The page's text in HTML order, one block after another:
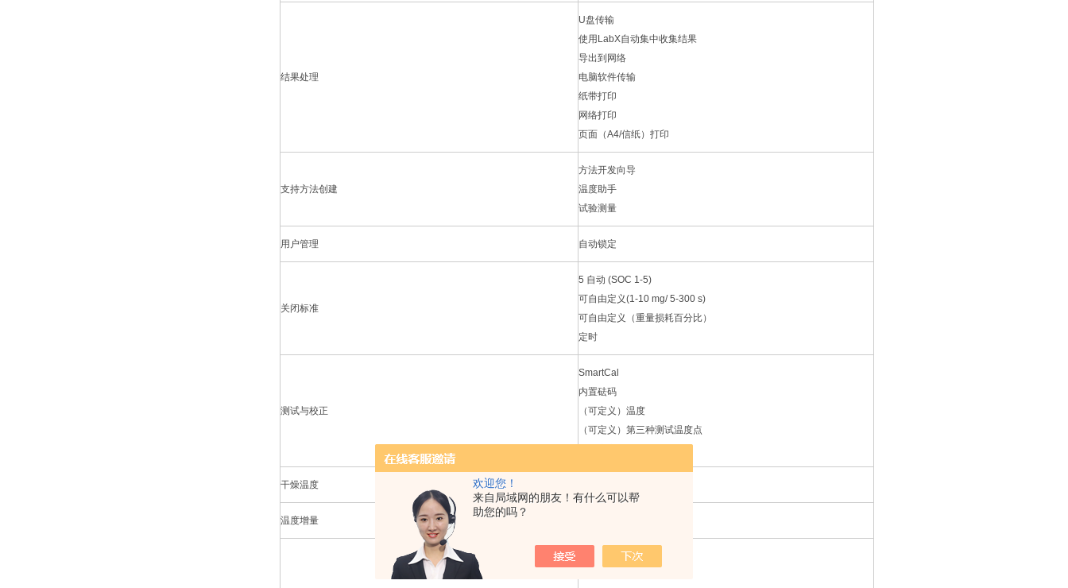
欢迎您！
来自局域网的朋友！有什么可以帮
助您的吗？
结果处理
U盘传输
使用LabX自动集中收集结果
导出到网络
电脑软件传输
纸带打印
网络打印
页面（A4/信纸）打印
支持方法创建
方法开发向导
温度助手
试验测量
用户管理 自动锁定
关闭标准
5 自动 (SOC 1-5)
可自由定义(1-10 mg/ 5-300 s)
可自由定义（重量损耗百分比）
定时
测试与校正
SmartCal
内置砝码
（可定义）温度
（可定义）第三种测试温度点
干燥温度
温度增量